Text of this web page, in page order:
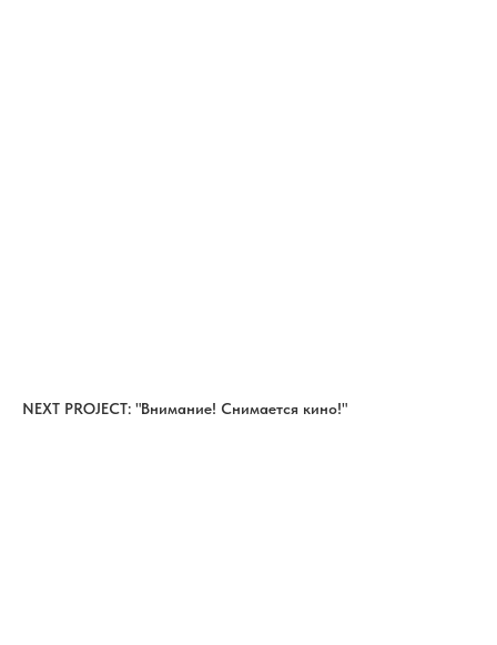
NEXT PROJECT: "Внимание! Снимается кино!"